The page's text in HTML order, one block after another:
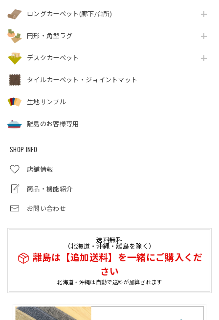
ロングカーペット(廊下/台所)
円形・角型ラグ
デスクカーペット
タイルカーペット・ジョイントマット
生地サンプル
離島のお客様専用
SHOP INFO
店舗情報
商品・機能紹介
お問い合わせ
送料無料
（北海道・沖縄・離島を除く）
離島は【追加送料】を一緒にご購入くだ
さい
北海道・沖縄は自動で送料が加算されます